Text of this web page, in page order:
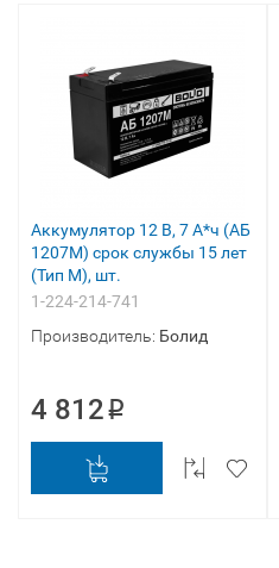
Аккумулятор 12 В, 7 А*ч (АБ
1207М) срок службы 15 лет
(Тип М), шт.
1-224-214-741
Производитель: Болид
4 812